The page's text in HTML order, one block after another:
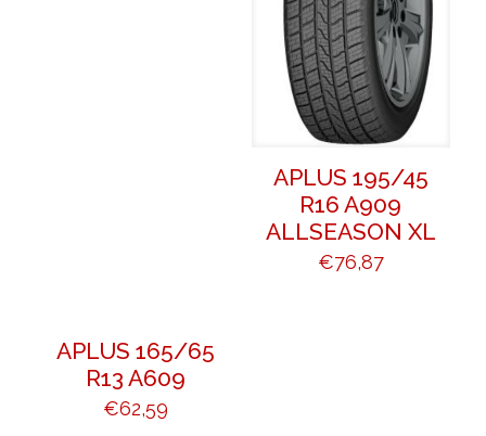
APLUS 195/45
R16 A909
ALLSEASON XL
€76,87
APLUS 165/65
R13 A609
€62,59